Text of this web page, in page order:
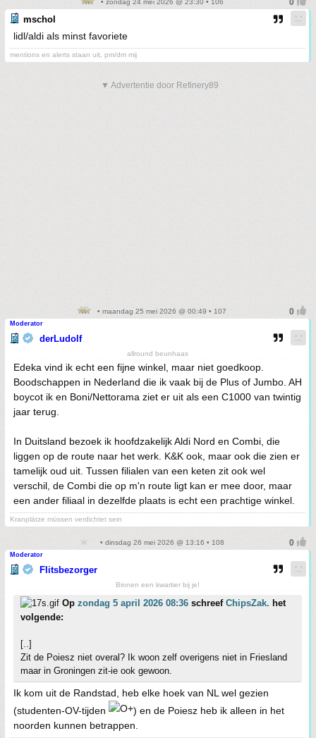
• zondag 24 mei 2026 @ 23:30 • 106
mschol
lidl/aldi als minst favoriete
mentions en alerts staan uit, pm/dm mij
▼ Advertentie door Refinery89
• maandag 25 mei 2026 @ 00:49 • 107
Moderator
derLudolf
allround beunhaas
Edeka vind ik echt een fijne winkel, maar niet goedkoop.
Boodschappen in Nederland die ik vaak bij de Plus of Jumbo. AH
boycot ik en Boni/Nettorama ziet er uit als een C1000 van twintig
jaar terug.
In Duitsland bezoek ik hoofdzakelijk Aldi Nord en Combi, die
liggen op de route naar het werk. K&K ook, maar ook die zien er
tamelijk oud uit. Tussen filialen van een keten zit ook wel
verschil, de Combi die op m'n route ligt kan er mee door, maar
een ander filiaal in dezelfde plaats is echt een prachtige winkel.
Kranplätze müssen verdichtet sein
• dinsdag 26 mei 2026 @ 13:16 • 108
Moderator
Flitsbezorger
Binnen een kwartier bij je!
Op zondag 5 april 2026 08:36 schreef ChipsZak. het
volgende:
[..]
Zit de Poiesz niet overal? Ik woon zelf overigens niet in Friesland
maar in Groningen zit-ie ook gewoon.
Ik kom uit de Randstad, heb elke hoek van NL wel gezien
(studenten-OV-tijden
) en de Poiesz heb ik alleen in het
noorden kunnen betrappen.